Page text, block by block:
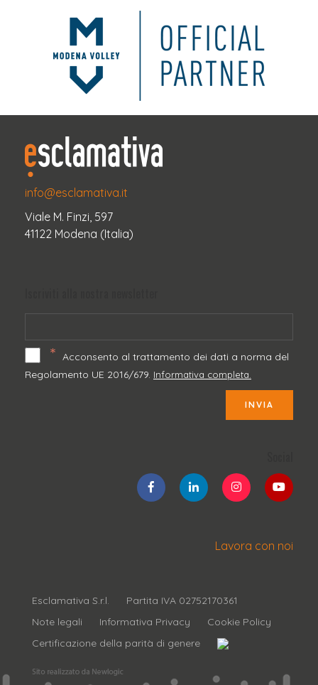
info@esclamativa.it
Viale M. Finzi, 597
41122 Modena (Italia)
* Acconsento al trattamento dei dati a norma del
Regolamento UE 2016/679. Informativa completa.
INVIA
Lavora con noi
Esclamativa S.r.l.
Partita IVA 02752170361
Note legali
Informativa Privacy
Cookie Policy
Certificazione della parità di genere